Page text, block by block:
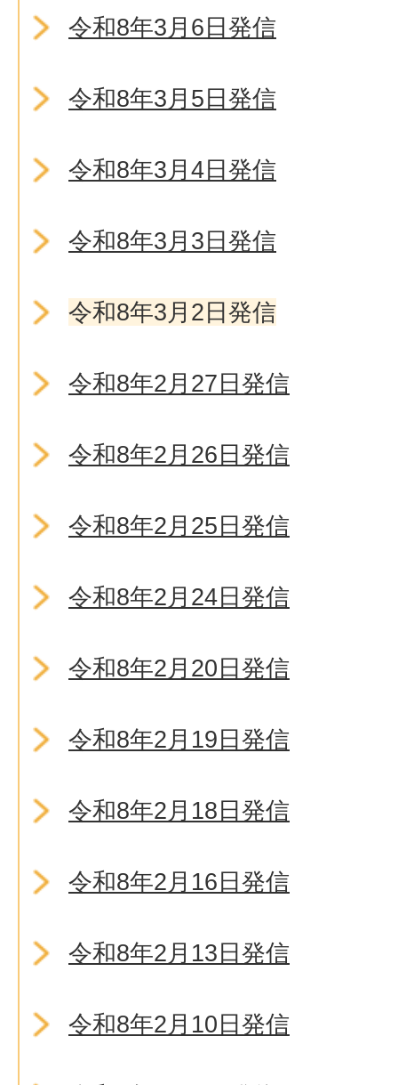
令和8年3月6日発信
令和8年3月5日発信
令和8年3月4日発信
令和8年3月3日発信
令和8年3月2日発信
令和8年2月27日発信
令和8年2月26日発信
令和8年2月25日発信
令和8年2月24日発信
令和8年2月20日発信
令和8年2月19日発信
令和8年2月18日発信
令和8年2月16日発信
令和8年2月13日発信
令和8年2月10日発信